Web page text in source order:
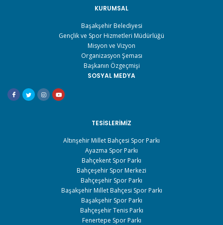
KURUMSAL
Başakşehir Belediyesi
Gençlik ve Spor Hizmetleri Müdürlüğü
Misyon ve Vizyon
Organizasyon Şeması
Başkanın Özgeçmişi
SOSYAL MEDYA
TESISLERIMIZ
Altınşehir Millet Bahçesi Spor Parkı
Ayazma Spor Parkı
Bahçekent Spor Parkı
Bahçeşehir Spor Merkezi
Bahçeşehir Spor Parkı
Başakşehir Millet Bahçesi Spor Parkı
Başakşehir Spor Parkı
Bahçeşehir Tenis Parkı
Fenertepe Spor Parkı